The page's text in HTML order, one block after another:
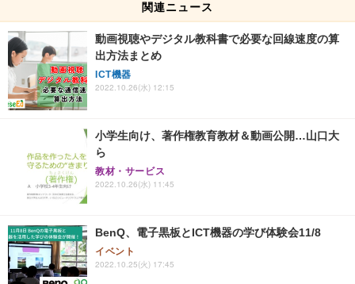
関連ニュース
動画視聴やデジタル教科書で必要な回線速度の算
出方法まとめ
ICT機器
2022.10.26(水) 12:15
小学生向け、著作権教育教材＆動画公開…山口大
ら
教材・サービス
2022.10.26(水) 11:45
BenQ、電子黒板とICT機器の学び体験会11/8
イベント
2022.10.25(火) 17:45